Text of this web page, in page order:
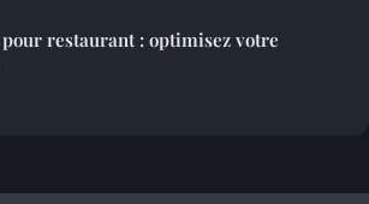
restaurant : optimisez votre